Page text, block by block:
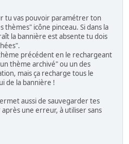
tu vas pouvoir paramétrer ton
icône pinceau. Si dans la
la bannière est absente tu dois
précédent en le rechargeant
thème archivé" ou un des
mais ça recharge tous le
de la bannière !
aussi de sauvegarder tes
une erreur, à utiliser sans